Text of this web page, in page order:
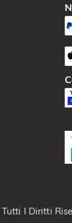
. Tutti I Diritti